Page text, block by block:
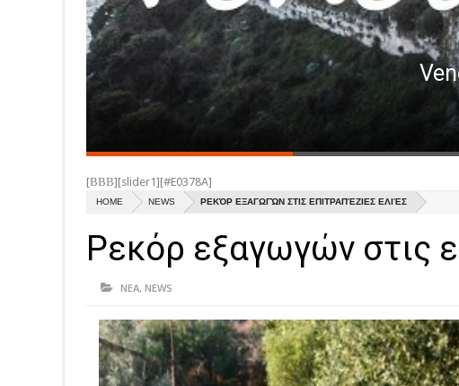
[ΒΒΒ][slider1][#E0378A]
HOME NEWS ΡΕΚΌΡ ΕΞΑΓΩΓΏΝ ΣΤΙΣ ΕΠΙΤΡΑΠΈΖΙΕΣ ΕΛΙΈΣ
Ρεκόρ εξαγωγών στις
ΝΕΑ, NEWS